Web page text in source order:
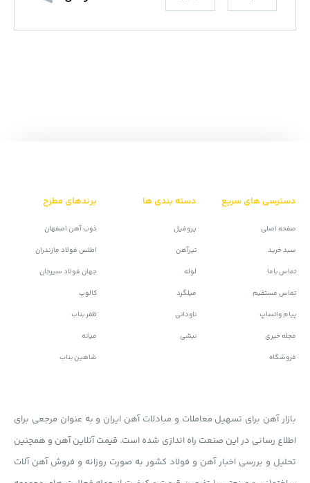
دسترسی های سریع
صفحه اصلی
سبد خرید
تماس باما
تماس مستقیم
پیام واتساپ
مجله خبری
فروشگاه
دسته بندی ها
پروفیل
تیرآهن
لوله
میلگرد
ناودانی
نبشی
برندهای مطرح
ذوب آهن اصفهان
اطلس فولاد مازندران
جهان فولاد سیرجان
کالوپ
ظفر بناب
میانه
شاهین بناب
بازار آهن برای تسهیل معاملات و مبادلات آهن ایران و به عنوان مرجعی برای
اطلاع رسانی در این صنعت راه اندازی شده است. قیمت آنلاین آهن و همچنین
تحلیل و بررسی اخبار آهن و فولاد کشور به صورت روزانه و فروش آهن آلات